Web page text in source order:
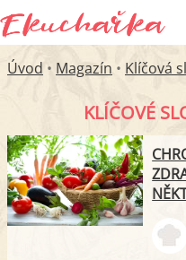
Úvod • Magazín • Klíčová
KLÍČOVÉ